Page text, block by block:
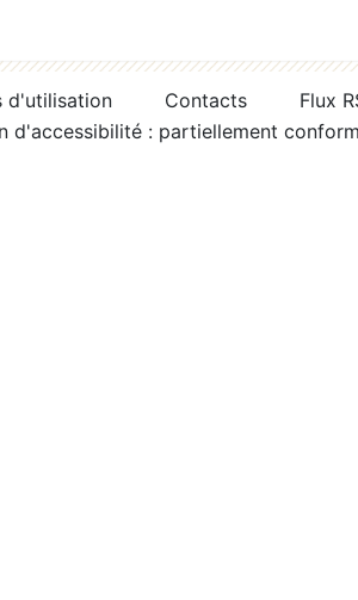
d'utilisation Contacts
Flux
d'accessibilité : partiellement